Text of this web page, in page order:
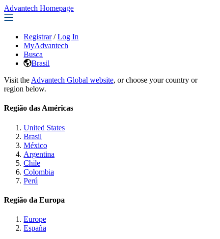
Advantech Homepage
Registrar / Log In
MyAdvantech
Busca
Brasil
Visit the Advantech Global website, or choose your country or
region below.
Região das Américas
United States
Brasil
México
Argentina
Chile
Colombia
Perú
Região da Europa
Europe
España